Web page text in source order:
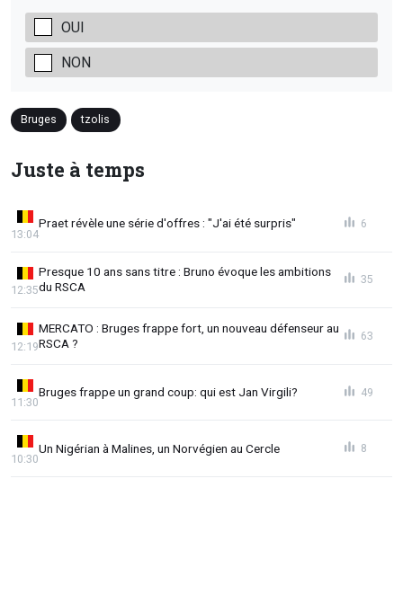
OUI
NON
Bruges tzolis
Juste à temps
Praet révèle une série d'offres : "J'ai été surpris"
13:04
6
Presque 10 ans sans titre : Bruno évoque les ambitions
du RSCA
12:35
35
MERCATO : Bruges frappe fort, un nouveau défenseur au
RSCA ?
12:19
63
Bruges frappe un grand coup: qui est Jan Virgili?
11:30
49
Un Nigérian à Malines, un Norvégien au Cercle
10:30
8